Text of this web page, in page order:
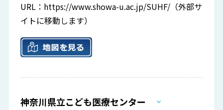
URL： https://www.showa-u.ac.jp/SUHF/ （外部サ
イトに移動します）
神奈川県立こども医療センター